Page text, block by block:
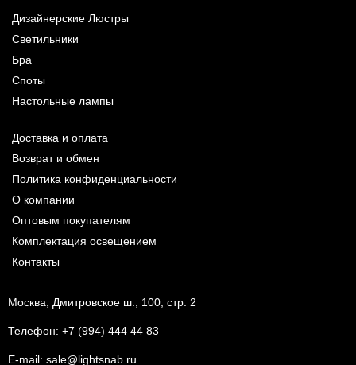
Дизайнерские Люстры
Светильники
Бра
Споты
Настольные лампы
Доставка и оплата
Возврат и обмен
Политика конфиденциальности
О компании
Оптовым покупателям
Комплектация освещением
Контакты
Москва, Дмитровское ш., 100, стр. 2
Телефон: +7 (994) 444 44 83
E-mail: sale@lightsnab.ru